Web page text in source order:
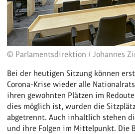
© Parlamentsdirektion / Johannes
Bei der heutigen Sitzung können
Corona-Krise wieder alle
ihren gewohnten Plätzen im
dies möglich ist, wurden die
abgetrennt. Auch inhaltlich stehen
und ihre Folgen im Mittelpunkt. Die